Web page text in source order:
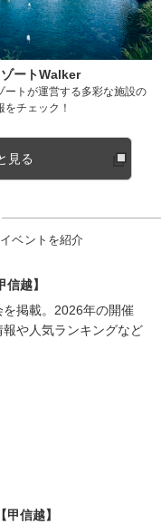
ートWalker
ートが運営する多彩な施設の
をチェック！
見る
ベントを紹介
越】
掲載。2026年の開催
報や人気ランキングなど
信越】